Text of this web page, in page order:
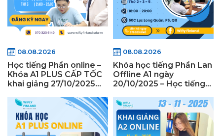
08.08.2026
Học tiếng Phần online –
Khóa A1 PLUS CẤP TỐC
khai giảng 27/10/2025
08.08.2026
Khóa học tiếng Phần Lan
Offline A1 ngày
20/10/2025 – Học tiếng
TPHCM cùng Wifly
Finland